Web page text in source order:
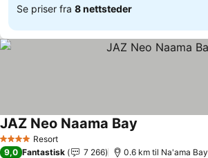
Se priser fra 8 nettsteder
4 StjernerResort
JAZ Neo Naama Bay
9,0 Fantastisk 7 266 0.6 km til Na'ama Bay